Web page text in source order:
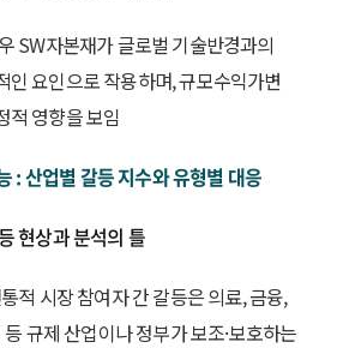
SW자본재가 글로벌 기술반경과의
인 요인으로 작용하며, 규모수익가변
적 영향을 보임
: 산업별 갈등 지수와 유형별 대응
현상과 분석의 틀
적 시장 참여자 간 갈등은 의료, 금융,
규제 산업이나 정부가 보조·보호하는